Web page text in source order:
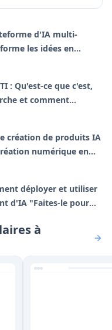
le traitement
d'IA multi-
les idées en
lancés
: Qu'est-ce que c'est,
et comment
création de produits IA
numérique en
déployer et utiliser
d'IA "Faites-le pour
2026)
à